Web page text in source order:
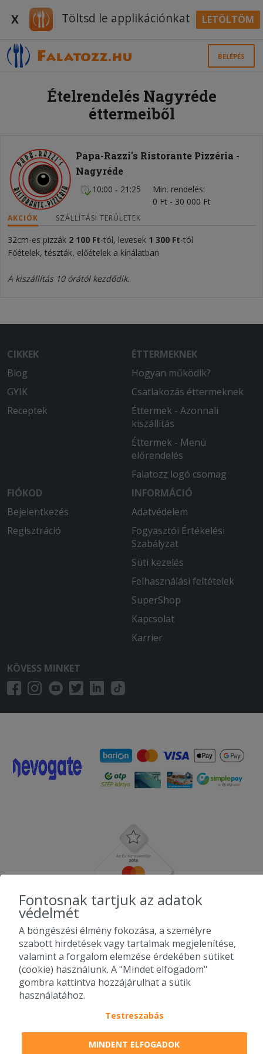
X Töltsd le applikációnkat LETÖLTÖM
BELÉPÉS
Ételrendelés Nagyréde
éttermeiből
Papa-Razzi's Ristorante Pizzéria -
Nagyréde
10:00 - 21:25
Min. rendelés
0 Ft - 30 000 Ft
AKCIÓK SZÁLLÍTÁSI TERÜLETEK
32cm-es pizzák 2 100 Ft-tól, levesek 1 300 Ft-tól
Főételek, tészták, előételek a kínálatban
A kiszállítás 10 órától kezdődik.
CIKKEK
Blog
GYIK
Receptek
ÉTTERMEKNEK
Hogyan működik?
Csatlakozás éttermeknek
Éttermek - Azonnali
kiszállítás
Éttermek - Menü
előrendelés
Falatozz logó csomag
FIÓKOD
Bejelentkezés
Regisztráció
INFORMÁCIÓ
Adatvédelem
Fogyasztói Értékelési
Szabályzat
Süti kezelés
Felhasználási feltételek
SuperShop
Kapcsolat
Karrier
KÖVESS MINKET
2010-2026 Copyright - Falatozz.hu - Diston-line Kft.
Pizza, gyros, hamburger, menük kedvező áron, egy helyen az összes
Fontosnak tartjuk az adatok
védelmét
A böngészési élmény fokozása, a személyre
szabott hirdetések vagy tartalmak megjelenítése,
valamint a forgalom elemzése érdekében sütiket
(cookie) használunk. A "Mindet elfogadom"
gombra kattintva hozzájárulhat a sütik
használatához.
Testreszabás
MINDENT ELFOGADOK